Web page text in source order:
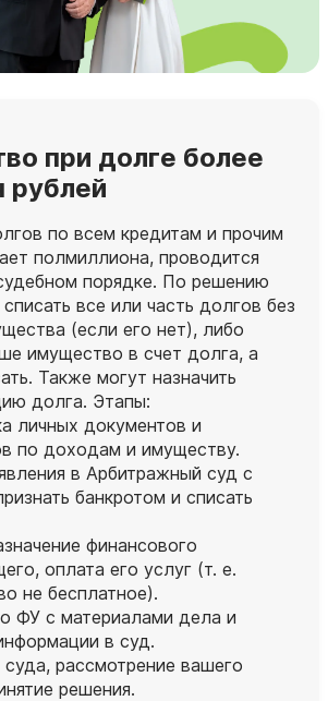
при долге более
рублей
по всем кредитам и прочим
полмиллиона, проводится
порядке. По решению
все или часть долгов без
(если его нет), либо
имущество в счет долга, а
Также могут назначить
долга. Этапы:
личных документов и
по доходам и имуществу.
в Арбитражный суд с
банкротом и списать
финансового
оплата его услуг (т. е.
не бесплатное).
ФУ с материалами дела и
в суд.
рассмотрение вашего
решения.